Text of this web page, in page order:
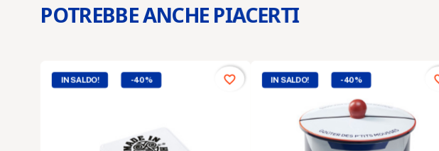
POTREBBE ANCHE PIACERTI
IN SALDO! -40% favorite_border IN SALDO! -40%